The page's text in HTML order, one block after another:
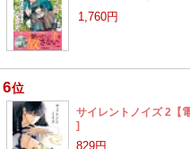
1,760円
6位
サイレントノイズ 2【
]
829円